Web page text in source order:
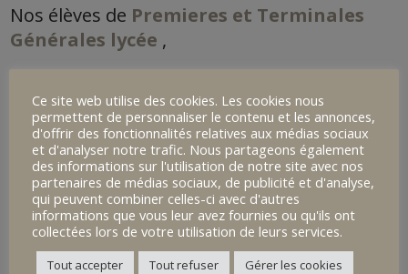
Nos élèves de Premieres et Terminales
Générales lycée ,
Bac Technologique – ST2S
Bac Technologique – STMG,
Bac Technologique – STL,
Bac Professionnel AGOrA,
Ce site web utilise des cookies. Les cookies nous
permettent de personnaliser le contenu et les annonces,
d'offrir des fonctionnalités relatives aux médias sociaux
et d'analyser notre trafic. Nous partageons également
des informations sur l'utilisation de notre site avec nos
partenaires de médias sociaux, de publicité et d'analyse,
qui peuvent combiner celles-ci avec d'autres
informations que vous leur avez fournies ou qu'ils ont
collectées lors de votre utilisation de leurs services.
Tout accepter Tout refuser Gérer les cookies